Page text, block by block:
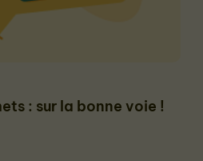
: sur la bonne voie !